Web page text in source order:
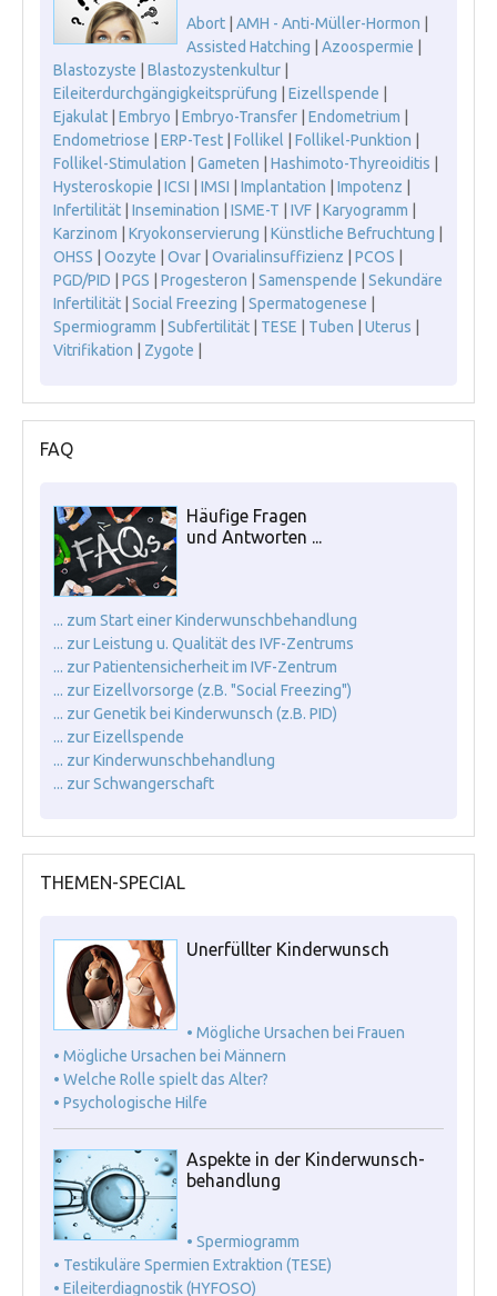
Abort AMH - Anti-Müller-Hormon
Assisted Hatching
Azoospermie
Blastozyste
Blastozystenkultur
Eileiterdurchgängigkeitsprüfung
Eizellspende
Ejakulat
Embryo Embryo-Transfer Endometrium
Endometriose
ERP-Test Follikel Follikel-Punktion
Follikel-Stimulation
Gameten Hashimoto-Thyreoiditis
Hysteroskopie
ICSI IMSI Implantation Impotenz
Infertilität
Insemination ISME-T IVF Karyogramm
Karzinom
Kryokonservierung Künstliche Befruchtung
OHSS
Oozyte Ovar Ovarialinsuffizienz PCOS
PGD/PID
PGS Progesteron Samenspende
Sekundäre
Infertilität
Social Freezing Spermatogenese
Spermiogramm
Subfertilität TESE Tuben Uterus
Vitrifikation
Zygote
FAQ
Häufige Fragen
und Antworten ...
... zum Start einer Kinderwunschbehandlung
... zur Leistung u. Qualität des IVF-Zentrums
... zur Patientensicherheit im IVF-Zentrum
... zur Eizellvorsorge (z.B. "Social Freezing")
... zur Genetik bei Kinderwunsch (z.B. PID)
... zur Eizellspende
... zur Kinderwunschbehandlung
... zur Schwangerschaft
THEMEN-SPECIAL
Unerfüllter Kinderwunsch
• Mögliche Ursachen bei Frauen
• Mögliche Ursachen bei Männern
• Welche Rolle spielt das Alter?
• Psychologische Hilfe
Aspekte in der Kinderwunsch-
behandlung
• Spermiogramm
• Testikuläre Spermien Extraktion (TESE)
• Eileiterdiagnostik (HYFOSO)